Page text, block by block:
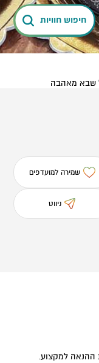
חיפוש חוויות
שבא מאהבה
שמירה למועדפים
ניווט
ההנאה למקצוע.